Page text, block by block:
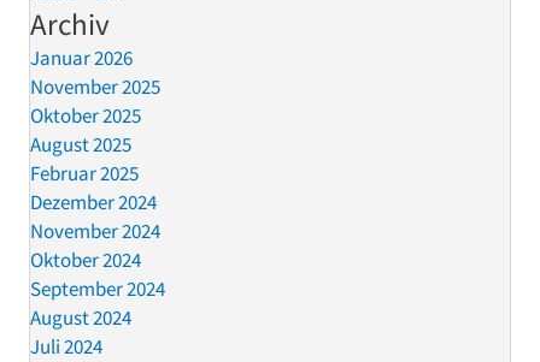
Archiv
Januar 2026
November 2025
Oktober 2025
August 2025
Februar 2025
Dezember 2024
November 2024
Oktober 2024
September 2024
August 2024
Juli 2024